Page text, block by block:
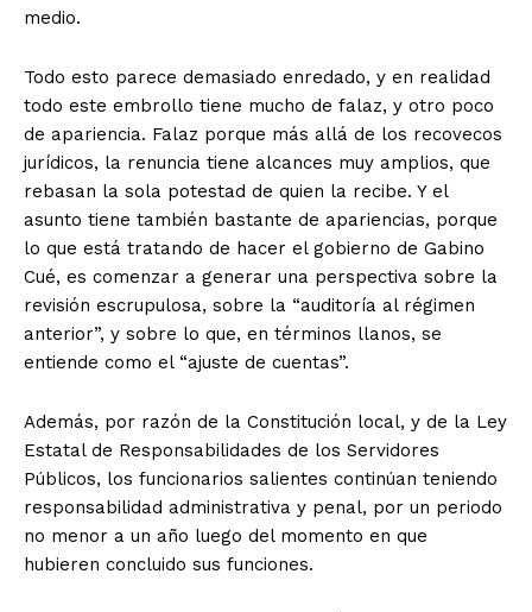
medio.
Todo esto parece demasiado enredado, y en realidad
todo este embrollo tiene mucho de falaz, y otro poco
de apariencia. Falaz porque más allá de los recovecos
jurídicos, la renuncia tiene alcances muy amplios, que
rebasan la sola potestad de quien la recibe. Y el
asunto tiene también bastante de apariencias, porque
lo que está tratando de hacer el gobierno de Gabino
Cué, es comenzar a generar una perspectiva sobre la
revisión escrupulosa, sobre la “auditoría al régimen
anterior”, y sobre lo que, en términos llanos, se
entiende como el “ajuste de cuentas”.
Además, por razón de la Constitución local, y de la Ley
Estatal de Responsabilidades de los Servidores
Públicos, los funcionarios salientes continúan teniendo
responsabilidad administrativa y penal, por un periodo
no menor a un año luego del momento en que
hubieren concluido sus funciones.